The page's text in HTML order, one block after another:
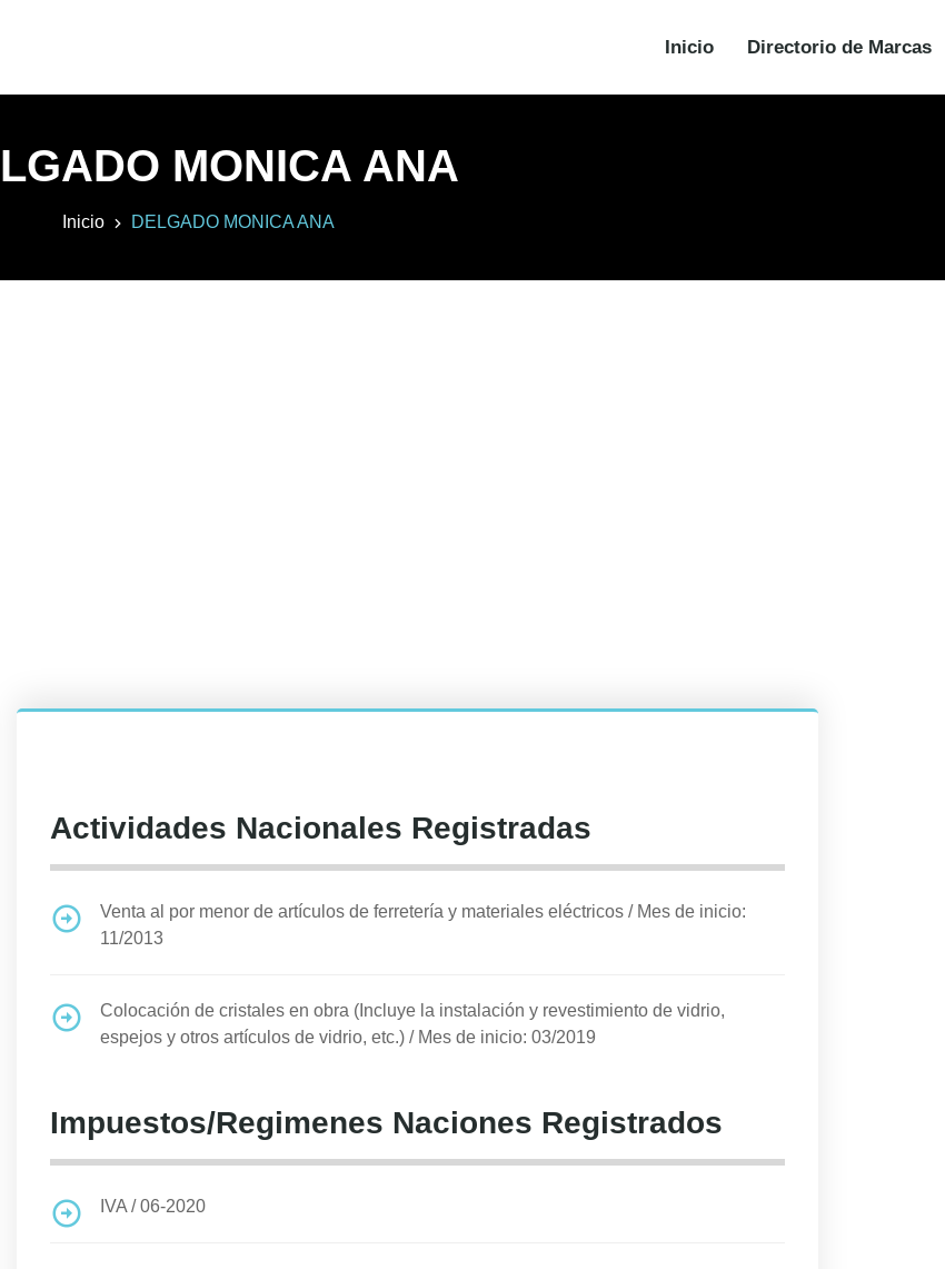
Inicio Directorio de Marcas
MONICA ANA
Inicio DELGADO MONICA ANA
Actividades Nacionales Registradas
Venta al por menor de artículos de ferretería y materiales eléctricos / Mes de inicio:
11/2013
Colocación de cristales en obra (Incluye la instalación y revestimiento de vidrio,
espejos y otros artículos de vidrio, etc.) / Mes de inicio: 03/2019
Impuestos/Regimenes Naciones Registrados
IVA /06-2020